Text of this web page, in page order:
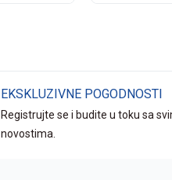
EKSKLUZIVNE POGODNOSTI
Registrujte se i budite u toku sa
novostima.